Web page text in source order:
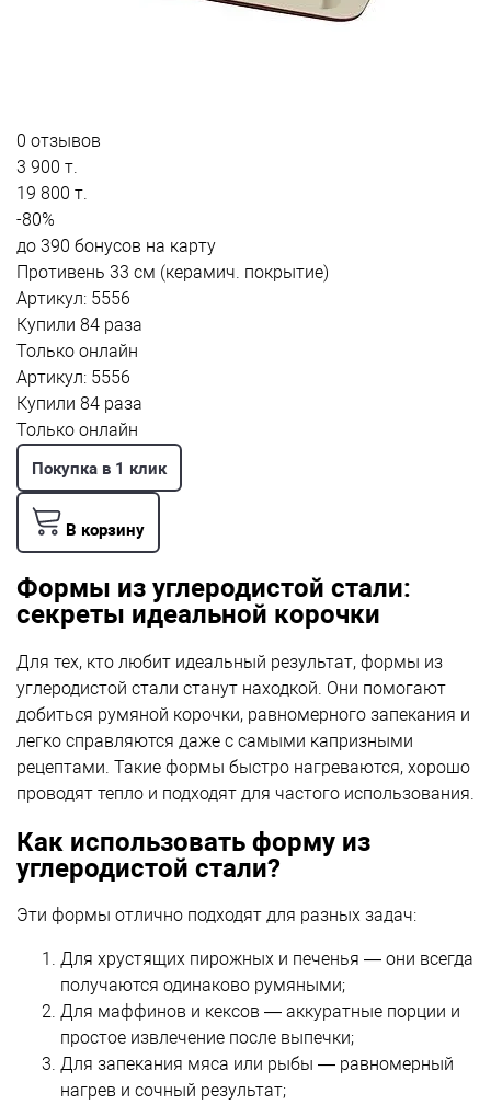
0 отзывов
3 900 т.
19 800 т.
-80%
до 390 бонусов на карту
Противень 33 см (керамич. покрытие)
Артикул: 5556
Купили 84 раза
Только онлайн
Артикул: 5556
Купили 84 раза
Только онлайн
Покупка в 1 клик
В корзину
Формы из углеродистой стали:
секреты идеальной корочки
Для тех, кто любит идеальный результат, формы из
углеродистой стали станут находкой. Они помогают
добиться румяной корочки, равномерного запекания и
легко справляются даже с самыми капризными
рецептами. Такие формы быстро нагреваются, хорошо
проводят тепло и подходят для частого использования.
Как использовать форму из
углеродистой стали?
Эти формы отлично подходят для разных задач:
Для хрустящих пирожных и печенья — они всегда
получаются одинаково румяными;
Для маффинов и кексов — аккуратные порции и
простое извлечение после выпечки;
Для запекания мяса или рыбы — равномерный
нагрев и сочный результат;